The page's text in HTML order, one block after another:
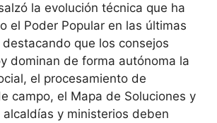
la evolución técnica que ha
el Poder Popular en las últimas
que los consejos
dominan de forma autónoma la
el procesamiento de
campo, el Mapa de Soluciones y
alcaldías y ministerios deben